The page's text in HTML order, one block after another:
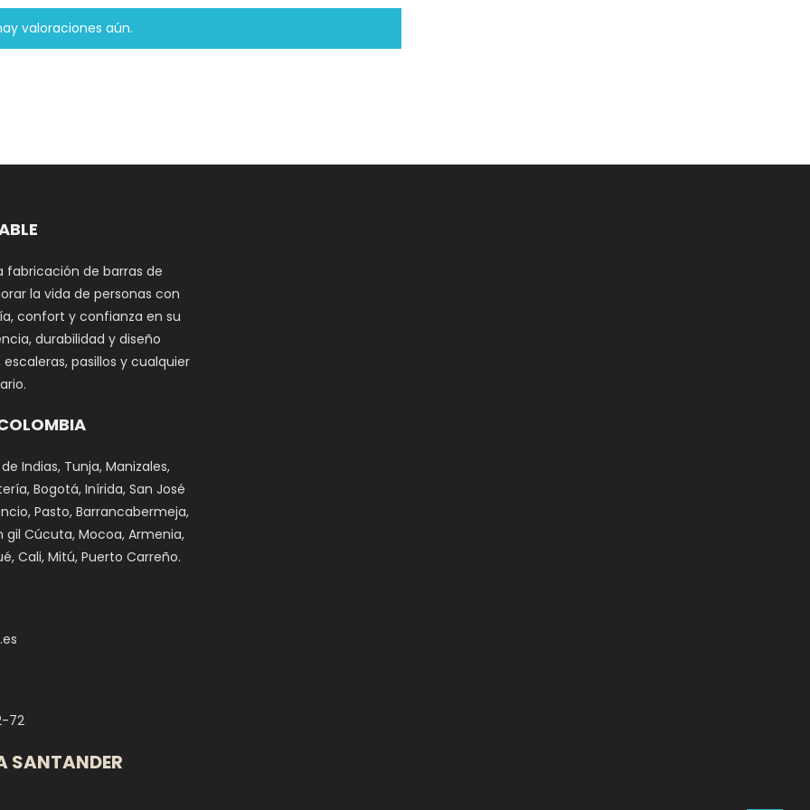
valoraciones aún.
fabricación de barras de
la vida de personas con
confort y confianza en su
durabilidad y diseño
pasillos y cualquier
Indias, Tunja, Manizales,
Bogotá, Inírida, San José
Pasto, Barrancabermeja,
gil Cúcuta, Mocoa, Armenia,
Cali, Mitú, Puerto Carreño.
72
SANTANDER